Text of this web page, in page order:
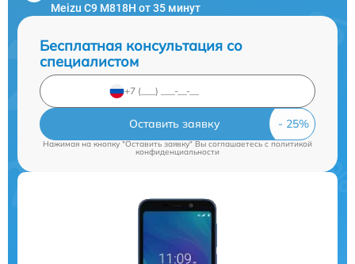
Meizu C9 M818H от 35 минут
Бесплатная консультация со
специалистом
Оставить заявку
Нажимая на кнопку "Оставить заявку" Вы соглашаетесь cполитикой
конфиденциальности